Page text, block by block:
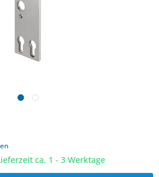
ca. 1 - 3 Werktage